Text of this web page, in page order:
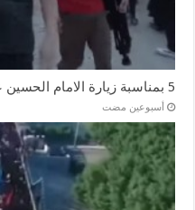
5 بمناسبة زيارة الامام الحسين عليه السلام زيارة الاربعين فيديو
‏أسبوعين مضت